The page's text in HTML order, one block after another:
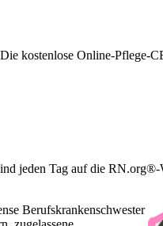
kostenlose Online-Pflege-
jeden Tag auf die RN.org®-
Berufskrankenschwester